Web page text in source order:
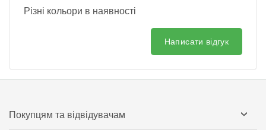
Різні кольори в наявності
Написати відгук
Покупцям та відвідувачам